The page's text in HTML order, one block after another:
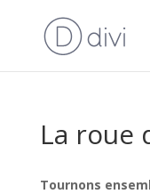
La roue
Tournons